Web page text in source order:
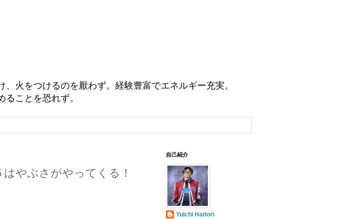
火をつけるのを厭わず。経験豊富でエネルギー充実。
ることを恐れず。
やぶさがやってくる！
自己紹介
Yuichi Hattori